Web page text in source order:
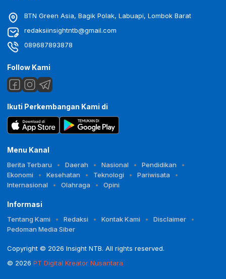
BTN Green Asia, Bagik Polak, Labuapi, Lombok Barat
redaksiinsightntb@gmail.com
089687893878
Follow Kami
Ikuti Perkembangan Kami di
Menu Kanal
Berita Terbaru Daerah Nasional
Pendidikan
Ekonomi
Kesehatan Teknologi
Pariwisata
Internasional
Olahraga Opini
Informasi
Tentang Kami Redaksi Kontak Kami
Disclaimer
Pedoman Media Siber
Copyright © 2026 Insight NTB. All rights reserved.
© 2026 PT Digital Kreator Nusantara